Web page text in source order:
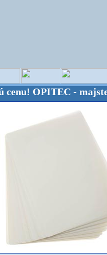
OPITEC - majster